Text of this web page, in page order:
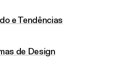
e Tendências
de Design